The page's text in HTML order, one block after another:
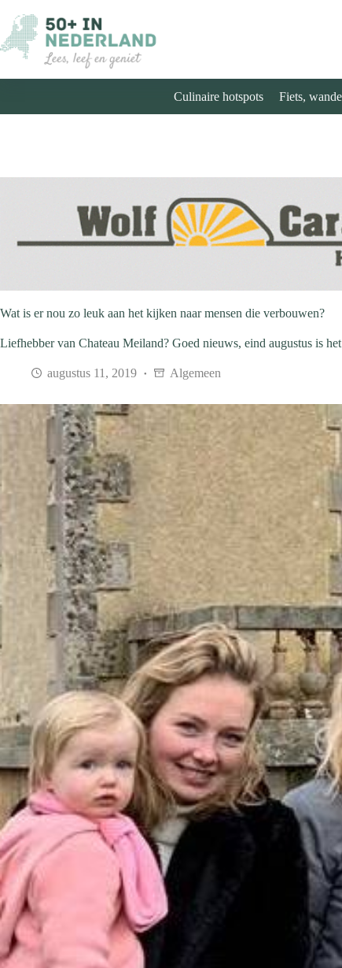
naar
de
inhoud
Culinaire hotspots Fiets,
Wat is er nou zo leuk aan het kijken naar mensen die verbouwen?
Liefhebber van Chateau Meiland? Goed nieuws, eind augustus is
augustus 11, 2019 Algemeen